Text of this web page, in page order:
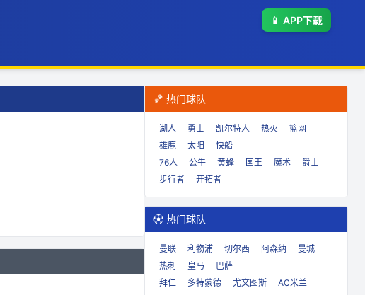
📱 APP下载
🏀 热门球队
湖人 勇士 凯尔特人 热火
篮网
雄鹿
太阳
快船
76人
公牛 黄蜂 国王 魔术
爵士
步行者
开拓者
⚽ 热门球队
曼联 利物浦 切尔西 阿森纳
曼城
热刺
皇马
巴萨
拜仁
多特蒙德 尤文图斯
AC米兰